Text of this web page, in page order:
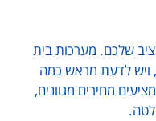
שלכם. מערכות בית
ויש לדעת מראש כמה
מחירים מגוונים,